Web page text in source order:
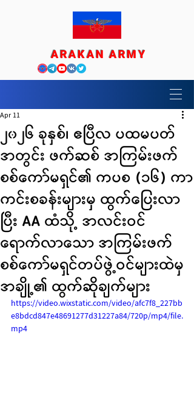
ARAKAN ARMY
၂၀၂၆ ခုနှစ်၊ ဧပြီလ ပထမပတ်
အတွင်း ဖက်ဆစ် အကြမ်းဖက်
စစ်ကော်မရှင်၏ ကပစ (၁၆) ကာ
ကင်းစခန်းများမှ ထွက်ပြေးလာ
ပြီး AA ထံသို့ အလင်းဝင်
ရောက်လာသော အကြမ်းဖက်
စစ်ကော်မရှင်တပ်ဖွဲ့ဝင်များထဲမှ
အချို့၏ ထွက်ဆိုချက်များ
Apr 11
https://video.wixstatic.com/video/afc7f8_227bb
e8bdcd847e48691277d31227a84/720p/mp4/file.
mp4